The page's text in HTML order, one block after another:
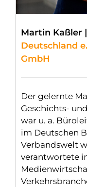
Martin Kaßler |
Deutschland
GmbH
Der gelernte
Geschichts-
war u. a.
im Deutschen
Verbandswelt
verantwortete